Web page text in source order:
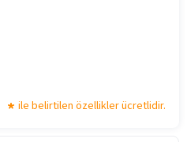
ile belirtilen özellikler ücretlidir.